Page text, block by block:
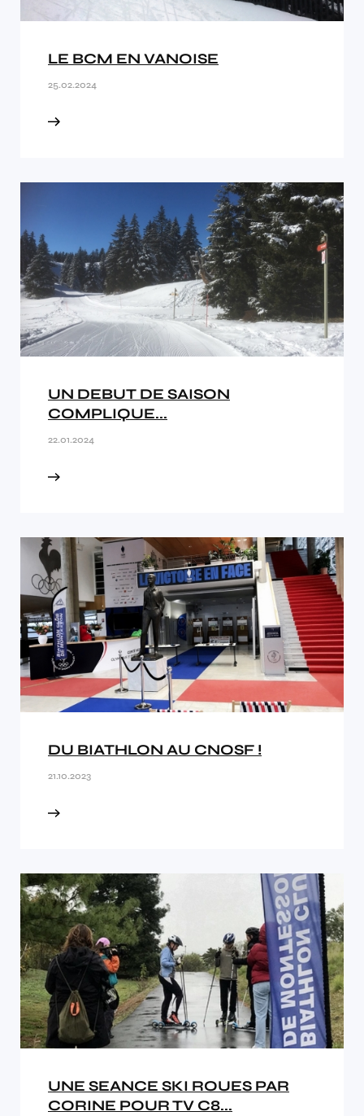
LE BCM EN VANOISE
25.02.2024
UN DEBUT DE SAISON
COMPLIQUE...
22.01.2024
DU BIATHLON AU CNOSF !
21.10.2023
UNE SEANCE SKI ROUES PAR
CORINE POUR TV C8...